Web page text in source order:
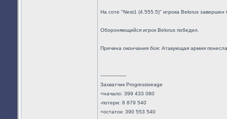
На соте "Nest1 (4.555.5)" игрока Belorus завершен
Обороняющийся игрок Belorus победил.
Причина окончания боя: Атакующая армия
-----------------
Захватчик Progressiveage
=начало: 399 433 080
-потери: 8 879 540
=остаток: 390 553 540